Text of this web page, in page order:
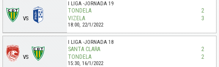
VS
I LIGA JORNADA 19
TONDELA
2
VIZELA
3
18:00, 22/1/2022
VS
I LIGA JORNADA 18
SANTA CLARA
2
TONDELA
2
15:30, 16/1/2022